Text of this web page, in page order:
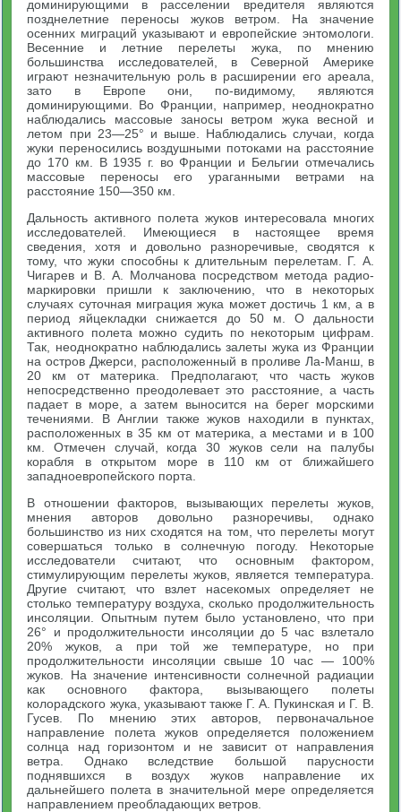
доминирующими в расселении вредителя являются
позднелетние переносы жуков ветром. На значение
осенних миграций указывают и европейские энтомологи.
Весенние и летние перелеты жука, по мнению
большинства исследователей, в Северной Америке
играют незначительную роль в расширении его ареала,
зато в Европе они, по-видимому, являются
доминирующими. Во Франции, например, неоднократно
наблюдались массовые заносы ветром жука весной и
летом при 23—25° и выше. Наблюдались случаи, когда
жуки переносились воздушными потоками на расстояние
до 170 км. В 1935 г. во Франции и Бельгии отмечались
массовые переносы его ураганными ветрами на
расстояние 150—350 км.
Дальность активного полета жуков интересовала многих
исследователей. Имеющиеся в настоящее время
сведения, хотя и довольно разноречивые, сводятся к
тому, что жуки способны к длительным перелетам. Г. А.
Чигарев и В. А. Молчанова посредством метода радио-
маркировки пришли к заключению, что в некоторых
случаях суточная миграция жука может достичь 1 км, а в
период яйцекладки снижается до 50 м. О дальности
активного полета можно судить по некоторым цифрам.
Так, неоднократно наблюдались залеты жука из Франции
на остров Джерси, расположенный в проливе Ла-Манш, в
20 км от материка. Предполагают, что часть жуков
непосредственно преодолевает это расстояние, а часть
падает в море, а затем выносится на берег морскими
течениями. В Англии также жуков находили в пунктах,
расположенных в 35 км от материка, а местами и в 100
км. Отмечен случай, когда 30 жуков сели на палубы
корабля в открытом море в 110 км от ближайшего
западноевропейского порта.
В отношении факторов, вызывающих перелеты жуков,
мнения авторов довольно разноречивы, однако
большинство из них сходятся на том, что перелеты могут
совершаться только в солнечную погоду. Некоторые
исследователи считают, что основным фактором,
стимулирующим перелеты жуков, является температура.
Другие считают, что взлет насекомых определяет не
столько температуру воздуха, сколько продолжительность
инсоляции. Опытным путем было установлено, что при
26° и продолжительности инсоляции до 5 час взлетало
20% жуков, а при той же температуре, но при
продолжительности инсоляции свыше 10 час — 100%
жуков. На значение интенсивности солнечной радиации
как основного фактора, вызывающего полеты
колорадского жука, указывают также Г. А. Пукинская и Г. В.
Гусев. По мнению этих авторов, первоначальное
направление полета жуков определяется положением
солнца над горизонтом и не зависит от направления
ветра. Однако вследствие большой парусности
поднявшихся в воздух жуков направление их
дальнейшего полета в значительной мере определяется
направлением преобладающих ветров.